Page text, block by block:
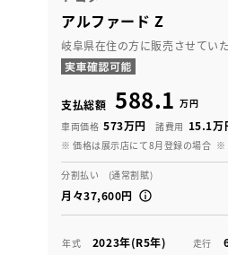
アルファード Z
岐阜県在住の方に販売させてい
支払総額 588.1 万円
車両価格 573万円 諸費用 15.1万
※ 価格は展示店にて8月登録の場合 ※
分割払い (通常割賦)
月々37,600円
年式 2023年(R5年) 走行